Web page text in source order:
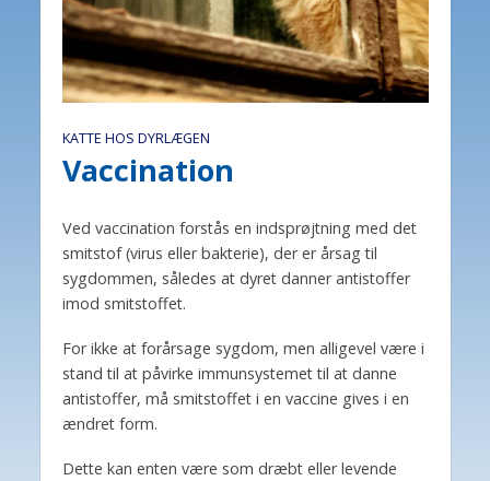
KATTE HOS DYRLÆGEN
Vaccination
Ved vaccination forstås en indsprøjtning med det
smitstof (virus eller bakterie), der er årsag til
sygdommen, således at dyret danner antistoffer
imod smitstoffet.
For ikke at forårsage sygdom, men alligevel være i
stand til at påvirke immunsystemet til at danne
antistoffer, må smitstoffet i en vaccine gives i en
ændret form.
Dette kan enten være som dræbt eller levende